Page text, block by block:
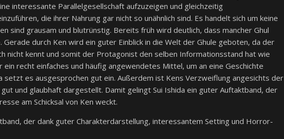
interessante Parallelgesellschaft aufzuzeigen und gleichzeitig
die ihrer Nahrung gar nicht so unähnlich sind. Es handelt sich um keine
sind grausam und blutrünstig. Bereits früh wird deutlich, dass mancher Ghul
Gerade durch Ken wird ein guter Einblick in die Welt der Ghule geboten, da der
nicht kennt und somit der Protagonist den selben Informationsstand hat wie
recht einfaches und häufig angewendetes Mittel, um an eine Geschichte
setzt es ausgesprochen gut ein. Außerdem ist Kens Verzweiflung angesichts der
und glaubhaft dargestellt. Damit gelingt Sui Ishida ein guter Auftaktband, der
am Schicksal von Ken weckt.
der dank guter Charakterdarstellung, interessantem Setting und Horror-